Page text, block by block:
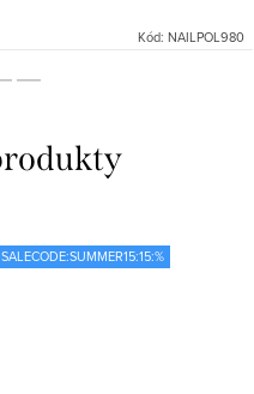
Kód: NAILPOL980
SALECODE:SUMMER15:15:%